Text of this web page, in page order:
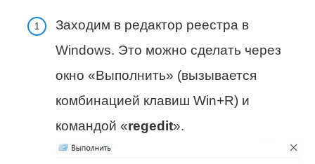
Заходим в редактор реестра в
Windows. Это можно сделать через
окно «Выполнить» (вызывается
комбинацией клавиш Win+R) и
командой «regedit».